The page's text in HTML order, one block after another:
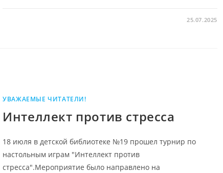
25.07.2025
УВАЖАЕМЫЕ ЧИТАТЕЛИ!
Интеллект против стресса
18 июля в детской библиотеке №19 прошел турнир по
настольным играм "Интеллект против
стресса".Мероприятие было направлено на